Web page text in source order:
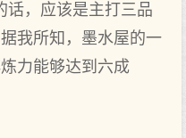
话，应该是主打三品
我所知，墨水屋的一
力能够达到六成